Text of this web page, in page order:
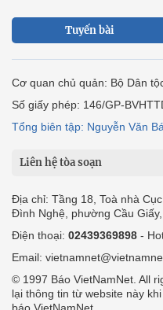
Tuyến bài
Cơ quan chủ quản: Bộ Dân
Số giấy phép: 146/GP-
Tổng biên tập: Nguyễn Văn Bá
Liên hệ tòa soạn
Địa chỉ: Tầng 18, Toà nhà
Đình Nghệ, phường Cầu Giấy,
Điện thoại: 02439369898 -
Email:
© 1997 Báo VietNamNet. All
lại thông tin từ website này
báo VietNamNet.